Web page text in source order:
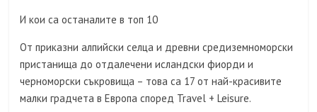
И кои са останалите в топ 10
От приказни алпийски селца и древни средиземноморски
пристанища до отдалечени исландски фиорди и
черноморски съкровища – това са 17 от най-красивите
малки градчета в Европа според Travel + Leisure.